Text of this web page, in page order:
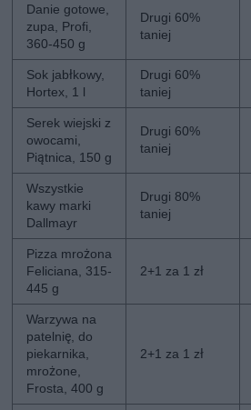
Danie gotowe,
zupa, Profi,
360-450 g
Drugi 60%
taniej
Sok jabłkowy,
Hortex, 1 l
Drugi 60%
taniej
Serek wiejski z
owocami,
Piątnica, 150 g
Drugi 60%
taniej
Wszystkie
kawy marki
Dallmayr
Drugi 80%
taniej
Pizza mrożona
Feliciana, 315-
445 g
2+1 za 1 zł
Warzywa na
patelnię, do
piekarnika,
mrożone,
Frosta, 400 g
2+1 za 1 zł